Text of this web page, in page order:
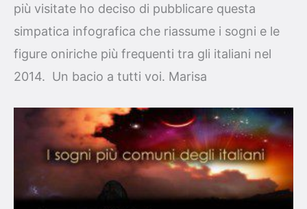
più visitate ho deciso di pubblicare questa
simpatica infografica che riassume i sogni e le
figure oniriche più frequenti tra gli italiani nel
2014. Un bacio a tutti voi. Marisa